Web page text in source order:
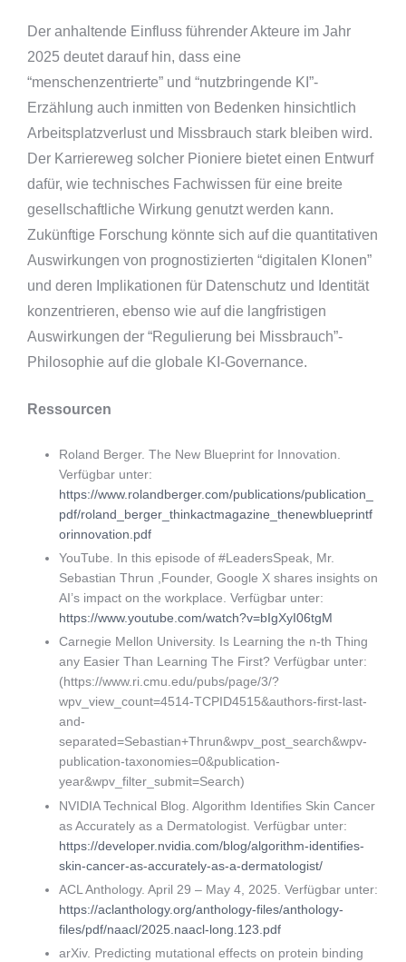
Der anhaltende Einfluss führender Akteure im Jahr
2025 deutet darauf hin, dass eine
“menschenzentrierte” und “nutzbringende KI”-
Erzählung auch inmitten von Bedenken hinsichtlich
Arbeitsplatzverlust und Missbrauch stark bleiben wird.
Der Karriereweg solcher Pioniere bietet einen Entwurf
dafür, wie technisches Fachwissen für eine breite
gesellschaftliche Wirkung genutzt werden kann.
Zukünftige Forschung könnte sich auf die quantitativen
Auswirkungen von prognostizierten “digitalen Klonen”
und deren Implikationen für Datenschutz und Identität
konzentrieren, ebenso wie auf die langfristigen
Auswirkungen der “Regulierung bei Missbrauch”-
Philosophie auf die globale KI-Governance.
Ressourcen
Roland Berger. The New Blueprint for Innovation.
Verfügbar unter:
https://www.rolandberger.com/publications/publication_
pdf/roland_berger_thinkactmagazine_thenewblueprintf
orinnovation.pdf
YouTube. In this episode of #LeadersSpeak, Mr.
Sebastian Thrun ,Founder, Google X shares insights on
AI’s impact on the workplace. Verfügbar unter:
https://www.youtube.com/watch?v=bIgXyI06tgM
Carnegie Mellon University. Is Learning the n-th Thing
any Easier Than Learning The First? Verfügbar unter:
(https://www.ri.cmu.edu/pubs/page/3/?
wpv_view_count=4514-TCPID4515&authors-first-last-
and-
separated=Sebastian+Thrun&wpv_post_search&wpv-
publication-taxonomies=0&publication-
year&wpv_filter_submit=Search)
NVIDIA Technical Blog. Algorithm Identifies Skin Cancer
as Accurately as a Dermatologist. Verfügbar unter:
https://developer.nvidia.com/blog/algorithm-identifies-
skin-cancer-as-accurately-as-a-dermatologist/
ACL Anthology. April 29 – May 4, 2025. Verfügbar unter:
https://aclanthology.org/anthology-files/anthology-
files/pdf/naacl/2025.naacl-long.123.pdf
arXiv. Predicting mutational effects on protein binding